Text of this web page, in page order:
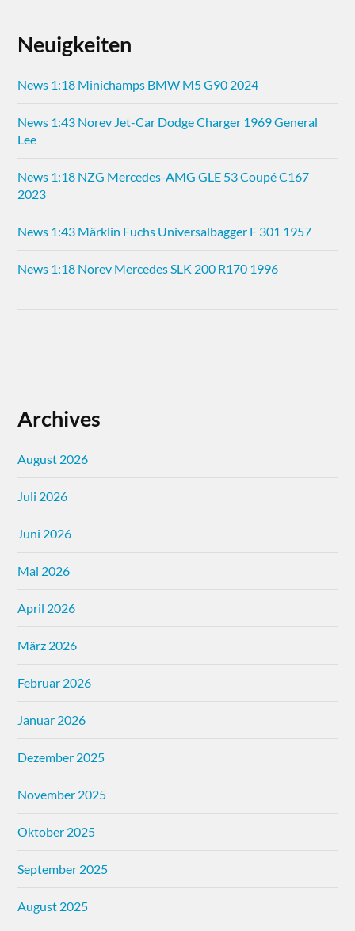
Neuigkeiten
News 1:18 Minichamps BMW M5 G90 2024
News 1:43 Norev Jet-Car Dodge Charger 1969 General
Lee
News 1:18 NZG Mercedes-AMG GLE 53 Coupé C167
2023
News 1:43 Märklin Fuchs Universalbagger F 301 1957
News 1:18 Norev Mercedes SLK 200 R170 1996
Archives
August 2026
Juli 2026
Juni 2026
Mai 2026
April 2026
März 2026
Februar 2026
Januar 2026
Dezember 2025
November 2025
Oktober 2025
September 2025
August 2025